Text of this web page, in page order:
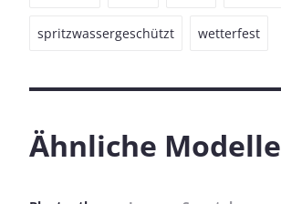
spritzwassergeschützt wetterfest
Ähnliche Modelle